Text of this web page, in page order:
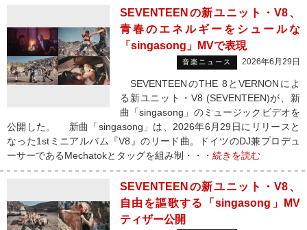
SEVENTEENの新ユニット・V8、
青春のエネルギーをシュールな
「singasong」MVで表現
音楽ニュース 2026年6月29日
SEVENTEENのTHE 8とVERNONによ
る新ユニット・V8 (SEVENTEEN)が、新
曲「singasong」のミュージックビデオを
公開した。 新曲「singasong」は、2026年6月29日にリリースと
なった1stミニアルバム『V8』のリード曲。ドイツのDJ兼プロデュ
ーサーであるMechatokとタッグを組み制・・・ 続きを読む
SEVENTEENの新ユニット・V8、
自由を謳歌する「singasong」MV
ティザー公開